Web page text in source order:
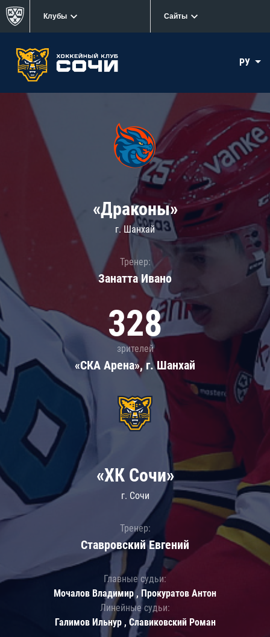
Клубы Сайты
РУ
«Драконы»
г. Шанхай
Тренер:
Занатта Иванo
328
зрителей
«СКА Арена», г. Шанхай
«ХК Сочи»
г. Сочи
Тренер:
Ставровский Евгений
Главные судьи:
Мочалов Владимир , Прокуратов Антон
Линейные судьи:
Галимов Ильнур , Славиковский Роман